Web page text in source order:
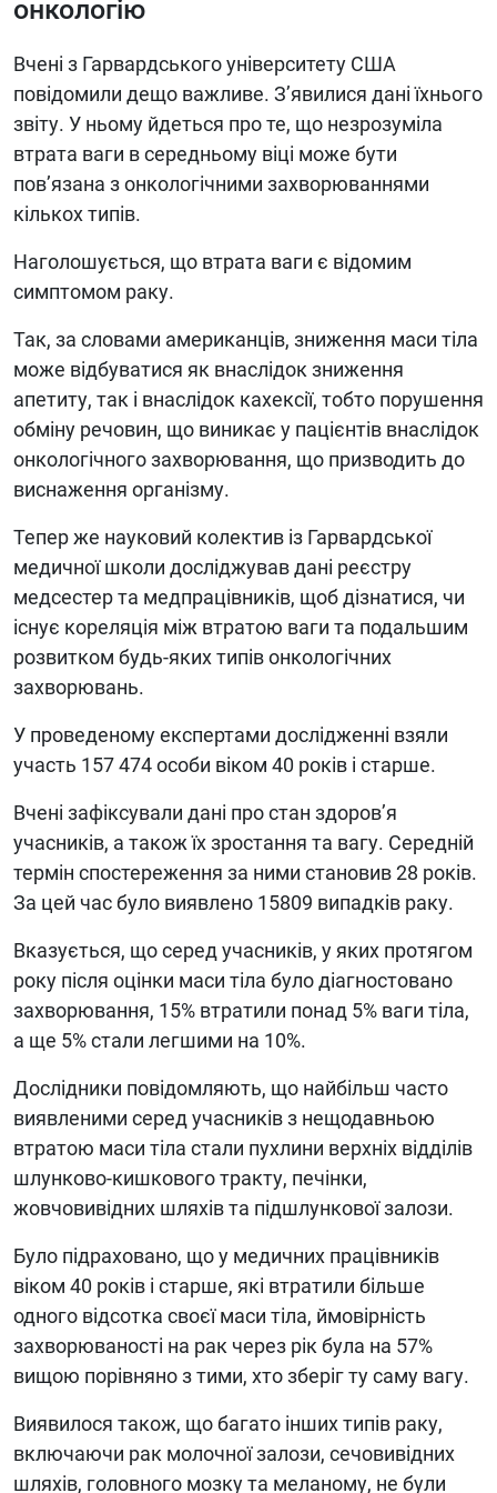
онкологію
Вчені з Гарвардського університету США
повідомили дещо важливе. З’явилися дані їхнього
звіту. У ньому йдеться про те, що незрозуміла
втрата ваги в середньому віці може бути
пов’язана з онкологічними захворюваннями
кількох типів.
Наголошується, що втрата ваги є відомим
симптомом раку.
Так, за словами американців, зниження маси тіла
може відбуватися як внаслідок зниження
апетиту, так і внаслідок кахексії, тобто порушення
обміну речовин, що виникає у пацієнтів внаслідок
онкологічного захворювання, що призводить до
виснаження організму.
Тепер же науковий колектив із Гарвардської
медичної школи досліджував дані реєстру
медсестер та медпрацівників, щоб дізнатися, чи
існує кореляція між втратою ваги та подальшим
розвитком будь-яких типів онкологічних
захворювань.
У проведеному експертами дослідженні взяли
участь 157 474 особи віком 40 років і старше.
Вчені зафіксували дані про стан здоров’я
учасників, а також їх зростання та вагу. Середній
термін спостереження за ними становив 28 років.
За цей час було виявлено 15809 випадків раку.
Вказується, що серед учасників, у яких протягом
року після оцінки маси тіла було діагностовано
захворювання, 15% втратили понад 5% ваги тіла,
а ще 5% стали легшими на 10%.
Дослідники повідомляють, що найбільш часто
виявленими серед учасників з нещодавньою
втратою маси тіла стали пухлини верхніх відділів
шлунково-кишкового тракту, печінки,
жовчовивідних шляхів та підшлункової залози.
Було підраховано, що у медичних працівників
віком 40 років і старше, які втратили більше
одного відсотка своєї маси тіла, ймовірність
захворюваності на рак через рік була на 57%
вищою порівняно з тими, хто зберіг ту саму вагу.
Виявилося також, що багато інших типів раку,
включаючи рак молочної залози, сечовивідних
шляхів, головного мозку та меланому, не були